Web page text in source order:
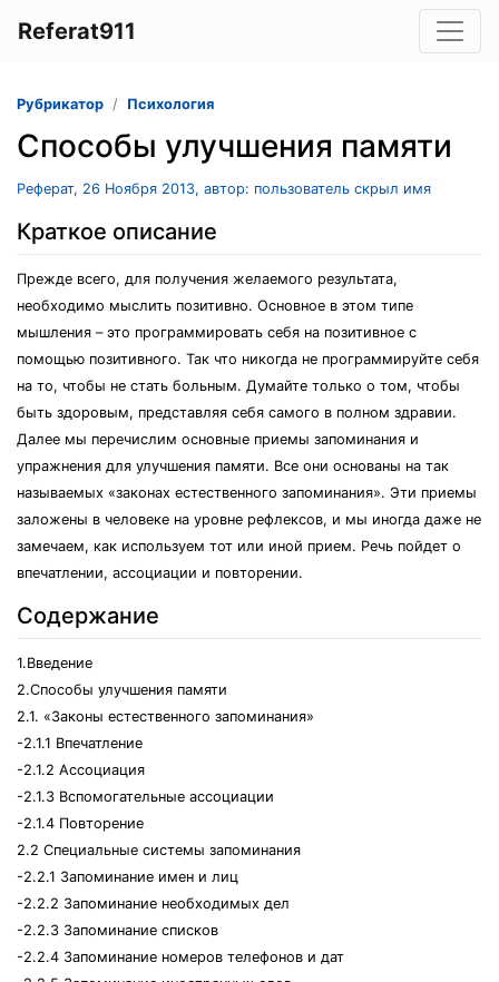
Referat911
Рубрикатор Психология
Способы улучшения памяти
Реферат, 26 Ноября 2013, автор: пользователь скрыл имя
Краткое описание
Прежде всего, для получения желаемого результата,
необходимо мыслить позитивно. Основное в этом типе
мышления – это программировать себя на позитивное с
помощью позитивного. Так что никогда не программируйте себя
на то, чтобы не стать больным. Думайте только о том, чтобы
быть здоровым, представляя себя самого в полном здравии.
Далее мы перечислим основные приемы запоминания и
упражнения для улучшения памяти. Все они основаны на так
называемых «законах естественного запоминания». Эти приемы
заложены в человеке на уровне рефлексов, и мы иногда даже не
замечаем, как используем тот или иной прием. Речь пойдет о
впечатлении, ассоциации и повторении.
Содержание
1.Введение
2.Способы улучшения памяти
2.1. «Законы естественного запоминания»
-2.1.1 Впечатление
-2.1.2 Ассоциация
-2.1.3 Вспомогательные ассоциации
-2.1.4 Повторение
2.2 Специальные системы запоминания
-2.2.1 Запоминание имен и лиц
-2.2.2 Запоминание необходимых дел
-2.2.3 Запоминание списков
-2.2.4 Запоминание номеров телефонов и дат